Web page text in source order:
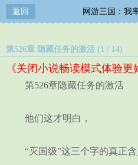
返回 网游三国：我
第526章 隐藏任务的激活 (1 / 14)
《关闭小说畅读模式体验更
第526章隐藏任务的激活
他们这才明白，
“灭国级”这三个字的真正含